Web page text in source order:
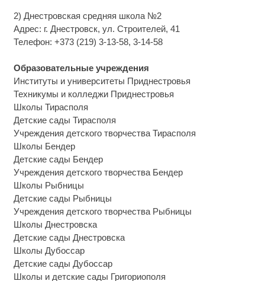
2) Днестровская средняя школа №2
Адрес: г. Днестровск, ул. Строителей, 41
Телефон: +373 (219) 3-13-58, 3-14-58
Образовательные учреждения
Институты и университеты Приднестровья
Техникумы и колледжи Приднестровья
Школы Тирасполя
Детские сады Тирасполя
Учреждения детского творчества Тирасполя
Школы Бендер
Детские сады Бендер
Учреждения детского творчества Бендер
Школы Рыбницы
Детские сады Рыбницы
Учреждения детского творчества Рыбницы
Школы Днестровска
Детские сады Днестровска
Школы Дубоссар
Детские сады Дубоссар
Школы и детские сады Григориополя
Этот танец невесты оставит вас без слов!
Пересмотрела 10 раз